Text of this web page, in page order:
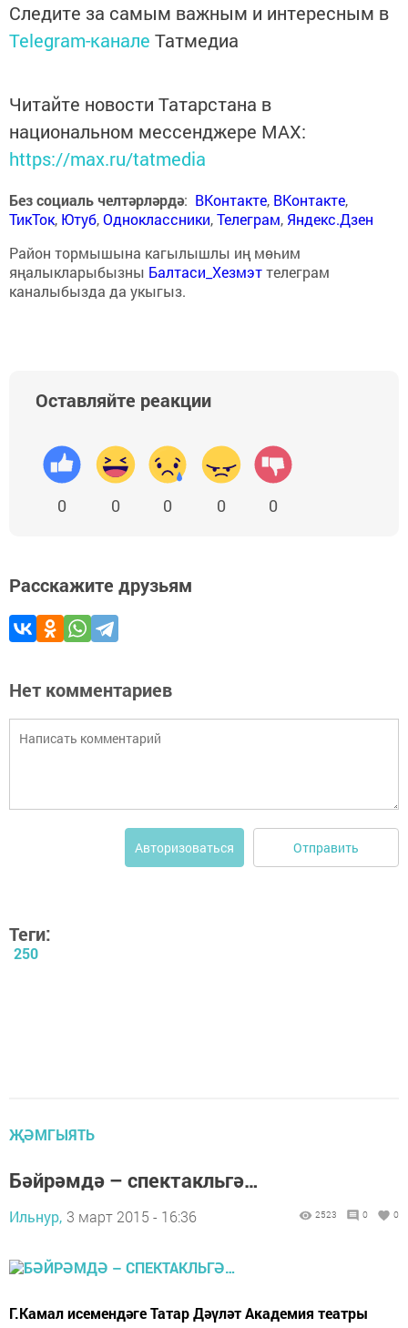
Следите за самым важным и интересным в
Telegram-канале Татмедиа
Читайте новости Татарстана в
национальном мессенджере MАХ:
https://max.ru/tatmedia
Без социаль челтәрләрдә: ВКонтакте, ВКонтакте,
ТикТок, Ютуб,Одноклассники,Телеграм, Яндекс.Дзен
Район тормышына кагылышлы иң мөһим
яңалыкларыбызны Балтаси_Хезмэттелеграм
каналыбызда да укыгыз.
Оставляйте реакции
0 0 0 0 0
Расскажите друзьям
Нет комментариев
Авторизоваться Отправить
Теги:
250
ҖӘМГЫЯТЬ
Бәйрәмдә – спектакльгә…
Ильнур, 3 март 2015 - 16:36 2523 0 0
Г.Камал исемендәге Татар Дәүләт Академия театры